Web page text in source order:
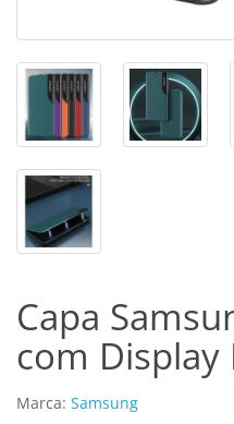
Capa
com Display
Marca: Samsung